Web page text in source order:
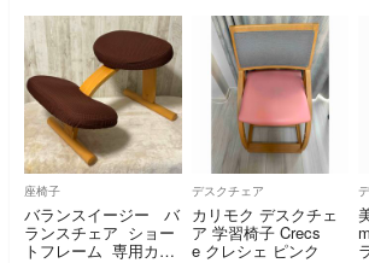
座椅子
バランスイージー バ
ランスチェア ショー
トフレーム 専用カバ
デスクチェア
カリモク デスクチェ
ア 学習椅子 Crecs
e クレシェ ピンク